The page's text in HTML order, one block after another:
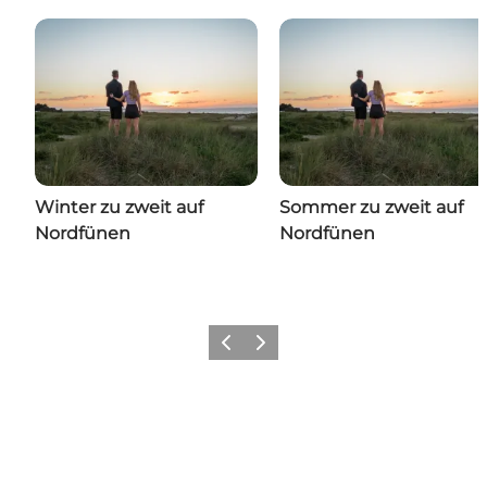
Winter zu zweit auf
Nordfünen
Sommer zu zweit auf
Nordfünen
Vorherige Folie
Nächste Folie